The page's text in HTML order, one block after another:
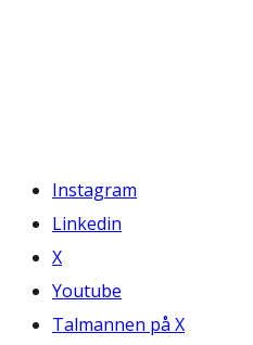
Instagram
Linkedin
X
Youtube
Talmannen på X